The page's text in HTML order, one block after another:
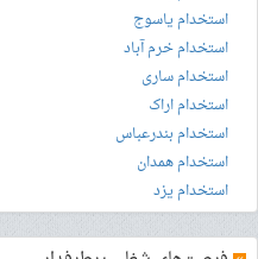
استخدام یاسوج
استخدام خرم آباد
استخدام ساری
استخدام اراک
استخدام بندرعباس
استخدام همدان
استخدام یزد